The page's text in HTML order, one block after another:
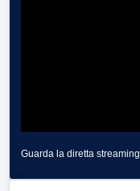
Guarda la diretta streaming